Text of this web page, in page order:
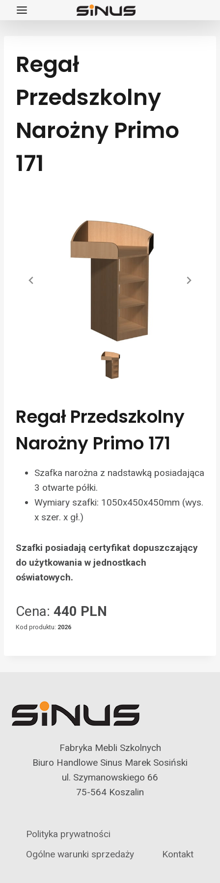
Przejdź
Regał
Przedszkolny
Narożny Primo
171
Regał Przedszkolny
Narożny Primo 171
Szafka narożna z nadstawką posiadająca
3 otwarte półki.
Wymiary szafki: 1050x450x450mm (wys.
x szer. x gł.)
Szafki posiadają certyfikat dopuszczający
do użytkowania w jednostkach
oświatowych.
Cena: 440 PLN
Kod produktu: 2026
Fabryka Mebli Szkolnych
Biuro Handlowe Sinus Marek Sosiński
ul. Szymanowskiego 66
75-564 Koszalin
Polityka prywatności
Ogólne warunki sprzedaży
Kontakt